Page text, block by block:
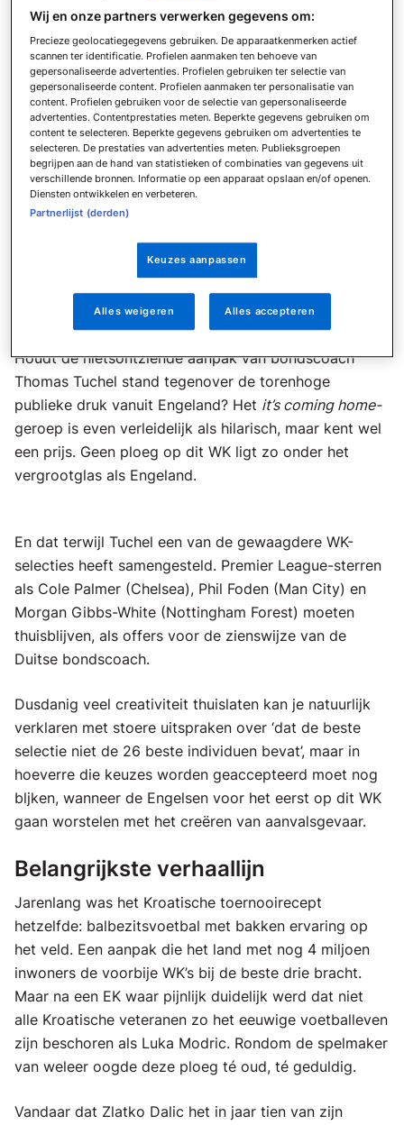
De bookmakers zien Groep L dan ook als de meest
‘voorspelbare’ poule op dit WK. Een scenario waarbij
Engeland als groepshoofd eindigt en Kroatië als
runner-up, krijgt meer dan 50 procent kans
toegewezen – dat is het enige plek 1-plek 2-koppeltje
waar de kans boven de 50 procent ligt.
Wel wijken de bookmakers sterk af van de FIFA-
ranglijst qua duiding wie de op twee na sterkste ploeg
toegedicht om het tot de bovenste twee in Groep L te
schoppen dan Panama.
Hoofdvraag
Houdt de nietsontziende aanpak van bondscoach
Thomas Tuchel stand tegenover de torenhoge
publieke druk vanuit Engeland? Het it’s coming home-
geroep is even verleidelijk als hilarisch, maar kent wel
een prijs. Geen ploeg op dit WK ligt zo onder het
vergrootglas als Engeland.
En dat terwijl Tuchel een van de gewaagdere WK-
selecties heeft samengesteld. Premier League-sterren
als Cole Palmer (Chelsea), Phil Foden (Man City) en
Morgan Gibbs-White (Nottingham Forest) moeten
thuisblijven, als offers voor de zienswijze van de
Duitse bondscoach.
Dusdanig veel creativiteit thuislaten kan je natuurlijk
verklaren met stoere uitspraken over ‘dat de beste
selectie niet de 26 beste individuen bevat’, maar in
hoeverre die keuzes worden geaccepteerd moet nog
bljken, wanneer de Engelsen voor het eerst op dit WK
gaan worstelen met het creëren van aanvalsgevaar.
Belangrijkste verhaallijn
Jarenlang was het Kroatische toernooirecept
hetzelfde: balbezitsvoetbal met bakken ervaring op
het veld. Een aanpak die het land met nog 4 miljoen
inwoners de voorbije WK’s bij de beste drie bracht.
Maar na een EK waar pijnlijk duidelijk werd dat niet
alle Kroatische veteranen zo het eeuwige voetballeven
zijn beschoren als Luka Modric. Rondom de spelmaker
van weleer oogde deze ploeg té oud, té geduldig.
Vandaar dat Zlatko Dalic het in jaar tien van zijn
Wij en onze partners verwerken gegevens om:
Precieze geolocatiegegevens gebruiken. De apparaatkenmerken actief
scannen ter identificatie. Profielen aanmaken ten behoeve van
gepersonaliseerde advertenties. Profielen gebruiken ter selectie van
gepersonaliseerde content. Profielen aanmaken ter personalisatie van
content. Profielen gebruiken voor de selectie van gepersonaliseerde
advertenties. Contentprestaties meten. Beperkte gegevens gebruiken om
content te selecteren. Beperkte gegevens gebruiken om advertenties te
selecteren. De prestaties van advertenties meten. Publieksgroepen
begrijpen aan de hand van statistieken of combinaties van gegevens uit
verschillende bronnen. Informatie op een apparaat opslaan en/of openen.
Diensten ontwikkelen en verbeteren.
Partnerlijst (derden)
Keuzes aanpassen
Alles weigeren Alles accepteren